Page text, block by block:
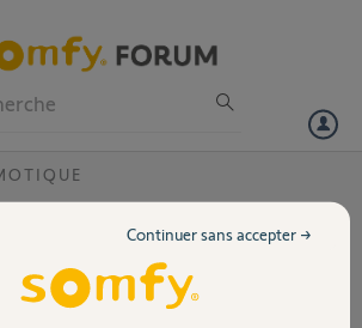
sur application
kit de connectivité, je n'arrive pas à
Continuer sans accepter →